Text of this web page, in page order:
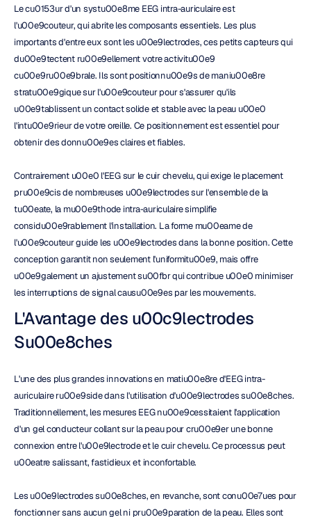
Le cu0153ur d'un systu00e8me EEG intra-auriculaire est
l'u00e9couteur, qui abrite les composants essentiels. Les plus
importants d'entre eux sont les u00e9lectrodes, ces petits capteurs qui
du00e9tectent ru00e9ellement votre activitu00e9
cu00e9ru00e9brale. Ils sont positionnu00e9s de maniu00e8re
stratu00e9gique sur l'u00e9couteur pour s'assurer qu'ils
u00e9tablissent un contact solide et stable avec la peau u00e0
l'intu00e9rieur de votre oreille. Ce positionnement est essentiel pour
obtenir des donnu00e9es claires et fiables.
Contrairement u00e0 l'EEG sur le cuir chevelu, qui exige le placement
pru00e9cis de nombreuses u00e9lectrodes sur l'ensemble de la
tu00eate, la mu00e9thode intra-auriculaire simplifie
considu00e9rablement l'installation. La forme mu00eame de
l'u00e9couteur guide les u00e9lectrodes dans la bonne position. Cette
conception garantit non seulement l'uniformitu00e9, mais offre
u00e9galement un ajustement su00fbr qui contribue u00e0 minimiser
les interruptions de signal causu00e9es par les mouvements.
L'Avantage des u00c9lectrodes
Su00e8ches
L'une des plus grandes innovations en matiu00e8re d'EEG intra-
auriculaire ru00e9side dans l'utilisation d'u00e9lectrodes su00e8ches.
Traditionnellement, les mesures EEG nu00e9cessitaient l'application
d'un gel conducteur collant sur la peau pour cru00e9er une bonne
connexion entre l'u00e9lectrode et le cuir chevelu. Ce processus peut
u00eatre salissant, fastidieux et inconfortable.
Les u00e9lectrodes su00e8ches, en revanche, sont conu00e7ues pour
fonctionner sans aucun gel ni pru00e9paration de la peau. Elles sont